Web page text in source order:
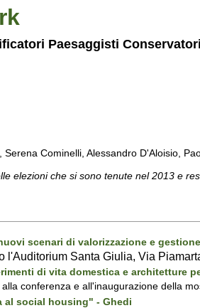
Paesaggisti Conservatori
Cominelli, Alessandro D'Aloisio,
elezioni che si sono tenute nel 2013 e
scenari di valorizzazione e
l'Auditorium Santa Giulia, Via
di vita domestica e architetture
conferenza e all'inaugurazione della
al social housing" - Ghedi